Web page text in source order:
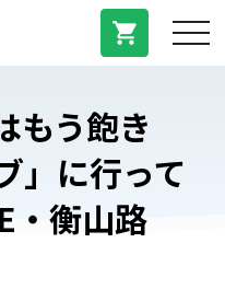
もう飽き
」に行って
・衡山路